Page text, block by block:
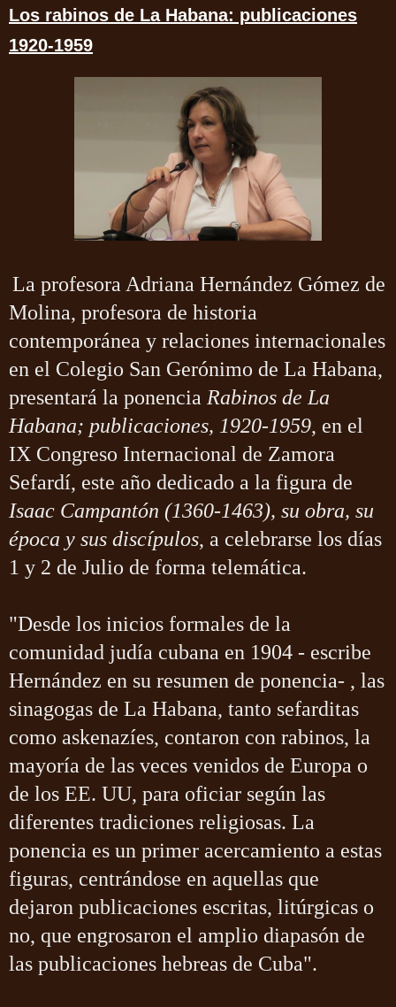
Los rabinos de La Habana: publicaciones
1920-1959
La profesora Adriana Hernández Gómez de
Molina, profesora de historia
contemporánea y relaciones internacionales
en el Colegio San Gerónimo de La Habana,
presentará la ponencia Rabinos de La
Habana; publicaciones, 1920-1959, en el
IX Congreso Internacional de Zamora
Sefardí, este año dedicado a la figura de
Isaac Campantón (1360-1463), su obra, su
época y sus discípulos, a celebrarse los días
1 y 2 de Julio de forma telemática.
"Desde los inicios formales de la
comunidad judía cubana en 1904 - escribe
Hernández en su resumen de ponencia- , las
sinagogas de La Habana, tanto sefarditas
como askenazíes, contaron con rabinos, la
mayoría de las veces venidos de Europa o
de los EE. UU, para oficiar según las
diferentes tradiciones religiosas. La
ponencia es un primer acercamiento a estas
figuras, centrándose en aquellas que
dejaron publicaciones escritas, litúrgicas o
no, que engrosaron el amplio diapasón de
las publicaciones hebreas de Cuba".